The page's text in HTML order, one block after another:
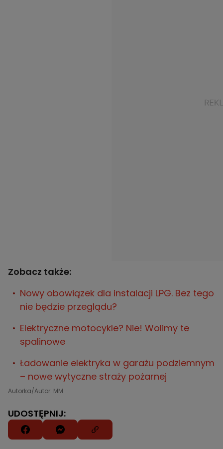
Zobacz także:
Nowy obowiązek dla instalacji LPG. Bez tego
nie będzie przeglądu?
Elektryczne motocykle? Nie! Wolimy te
spalinowe
Ładowanie elektryka w garażu podziemnym
– nowe wytyczne straży pożarnej
Autorka/Autor: MM
UDOSTĘPNIJ: